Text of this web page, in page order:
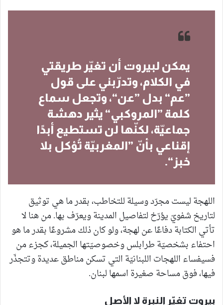
يمكن لبيروت أن تغيّر طريقتي
في الكلام، وتدرّبني على قول
”عم“ بدل ”عن“، وتجعل سماع
كلمة ”المروكبي“ يثير دهشة
جماعيّة، لكنّها لن تستطيع أبدًا
إقناعي بأنّ ”المغربيّة تُؤكل بلا
خبز“.
اللهجة ليست مجرّد وسيلة للتخاطب، بقدر ما هي توثيق
لتاريخ شفويّ يؤرّخ لتفاصيل المدينة ويعرّف بها. من هنا لا
تأتي الكتابة دفاعًا عن لهجة، ولو كان ذلك مشروعًا بقدر ما هو
احتفاء بشخصيّة طرابلس وخصوصيّتها الجميلة، كجزء من
فسيفساء اللهجات اللبنانيّة التي تسكن مناطق عديدة وتتجذّر
فيها، فوق مساحة صغيرة اسمها لبنان.
بيروت تغيّر النبرة لا الأصل